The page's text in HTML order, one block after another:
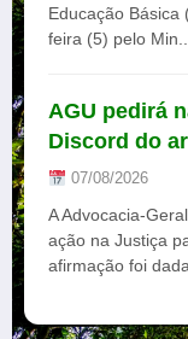
Educação Básica
feira (5) pelo
AGU pedirá
Discord do ar
07/08/2026
A Advocacia-
ação na Justiça
afirmação foi